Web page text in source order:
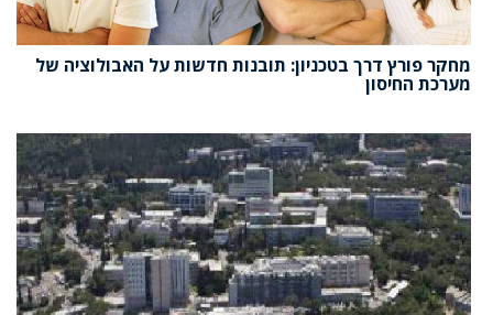
מחקר פורץ דרך בטכניון: תובנות חדשות על האבולוציה של
מערכת החיסון